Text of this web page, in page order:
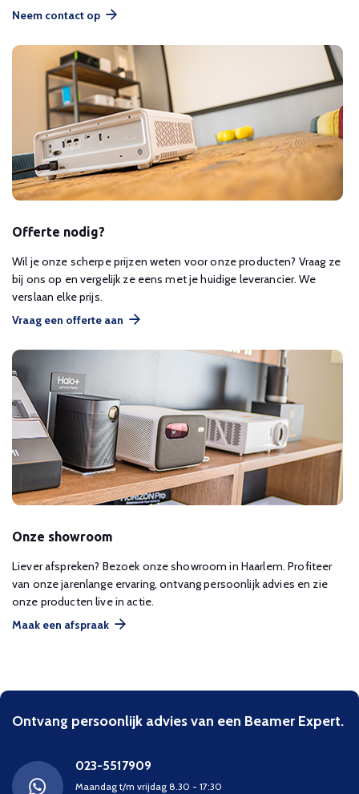
Neem contact op
Offerte nodig?
Wil je onze scherpe prijzen weten voor onze producten? Vraag ze
bij ons op en vergelijk ze eens met je huidige leverancier. We
verslaan elke prijs.
Vraag een offerte aan
Onze showroom
Liever afspreken? Bezoek onze showroom in Haarlem. Profiteer
van onze jarenlange ervaring, ontvang persoonlijk advies en zie
onze producten live in actie.
Maak een afspraak
Ontvang persoonlijk advies van een Beamer Expert.
023-5517909
Maandag t/m vrijdag 8.30 - 17:30